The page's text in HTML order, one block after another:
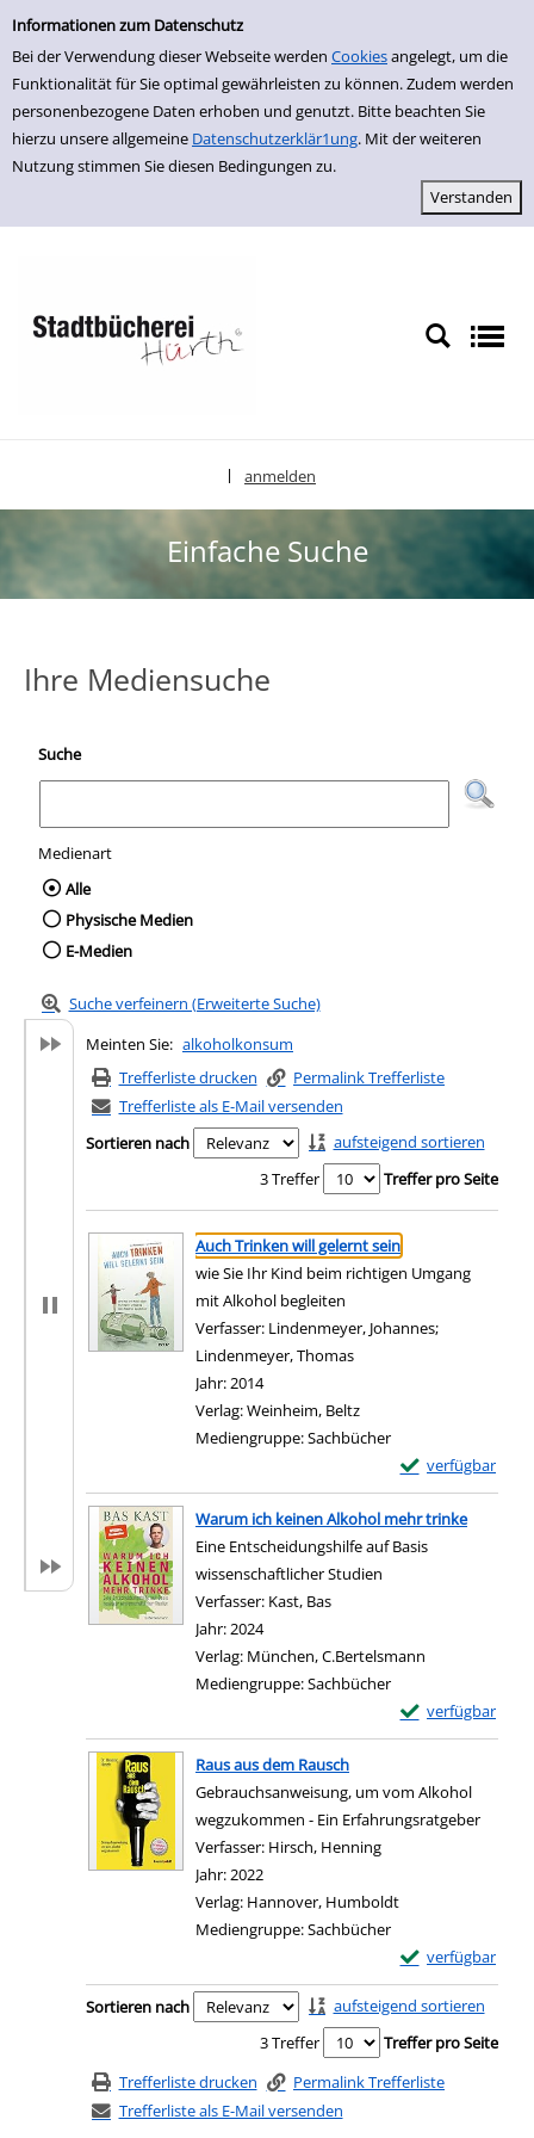
Einfache Suche
Informationen zum Datenschutz
Bei der Verwendung dieser Webseite werden Cookiesangelegt, um die
Funktionalität für Sie optimal gewährleisten zu können. Zudem werden
personenbezogene Daten erhoben und genutzt. Bitte beachten Sie
hierzu unsere allgemeine Datenschutzerklär1ung. Mit der weiteren
Nutzung stimmen Sie diesen Bedingungen zu.
zur Navigation springen
zum Inhalt springen
Zu den Suchfiltern springen
Zur Trefferliste springen
anmelden
Einfache Suche
Ihre Mediensuche
Suche
Medienart
Wählen Sie die Medienart nach der Sie
Alle
Physische Medien
E-Medien
Suche verfeinern (Erweiterte Suche)
Meinten Sie: alkoholkonsum
Trefferliste drucken
Permalink Trefferliste
Trefferliste als E-Mail versenden
Sortieren nach
aufsteigend sortieren
3 Treffer
Treffer pro Seite
Suchergebnis
Zu den Suchfiltern springen
Auch Trinken will gelernt sein
wie Sie Ihr Kind beim richtigen Umgang
mit Alkohol begleiten
Verfasser: Lindenmeyer, Johannes;
Lindenmeyer, Thomas
Jahr:2014
Verlag:Weinheim, Beltz
Mediengruppe:Sachbücher
verfügbar
Exemplar-Details
Zum Download
Warum ich keinen Alkohol mehr trinke
Eine Entscheidungshilfe auf Basis
wissenschaftlicher Studien
Verfasser: Kast, Bas
Jahr:2024
Verlag: München, C.Bertelsmann
Mediengruppe:Sachbücher
verfügbar
Exemplar-
Zum Download
Raus aus dem Rausch
Gebrauchsanweisung, um vom Alkohol
wegzukommen - Ein Erfahrungsratgeber
Verfasser: Hirsch, Henning
Jahr:2022
Verlag: Hannover, Humboldt
Mediengruppe:Sachbücher
verfügbar
Exemplar-Details
Zum Download
Zu den Suchfiltern springen
Sortieren nach
aufsteigend sortieren
3 Treffer
Treffer pro Seite
Trefferliste drucken
Permalink Trefferliste
Trefferliste als E-Mail versenden